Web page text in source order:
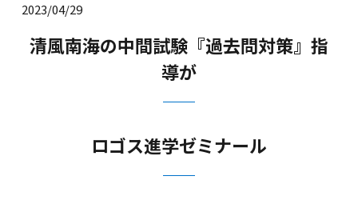
2023/04/29
清風南海の中間試験『過去問対策』指
導が
ロゴス進学ゼミナール